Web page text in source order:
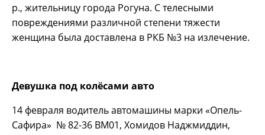
р., жительницу города Рогуна. С телесными
повреждениями различной степени тяжести
женщина была доставлена в РКБ №3 на излечение.
Девушка под колёсами авто
14 февраля водитель автомашины марки «Опель-
Сафира» № 82-36 ВМ01, Хомидов Наджмиддин,